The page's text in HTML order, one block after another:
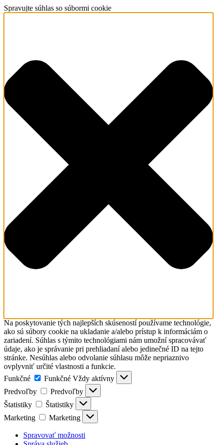
Spravujte súhlas so súbormi cookie
Na poskytovanie tých najlepších skúseností používame technológie,
ako sú súbory cookie na ukladanie a/alebo prístup k informáciám o
zariadení. Súhlas s týmito technológiami nám umožní spracovávať
údaje, ako je správanie pri prehliadaní alebo jedinečné ID na tejto
stránke. Nesúhlas alebo odvolanie súhlasu môže nepriaznivo
ovplyvniť určité vlastnosti a funkcie.
Funkčné
Funkčné Vždy aktívny
Predvoľby
Predvoľby
Štatistiky
Štatistiky
Marketing
Marketing
Spravovať možnosti